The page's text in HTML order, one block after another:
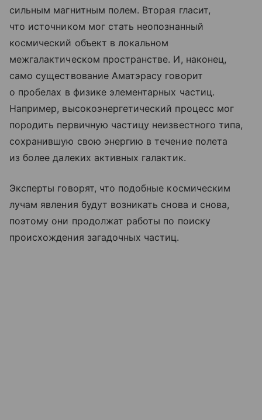
сильным магнитным полем. Вторая гласит,
что источником мог стать неопознанный
космический объект в локальном
межгалактическом пространстве. И, наконец,
само существование Аматэрасу говорит
о пробелах в физике элементарных частиц.
Например, высокоэнергетический процесс мог
породить первичную частицу неизвестного типа,
сохранившую свою энергию в течение полета
из более далеких активных галактик.
Эксперты говорят, что подобные космическим
лучам явления будут возникать снова и снова,
поэтому они продолжат работы по поиску
происхождения загадочных частиц.